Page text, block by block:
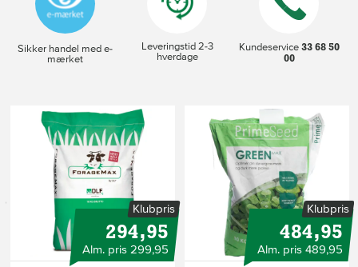
Sikker handel med e-
mærket
Leveringstid 2-3
hverdage
Kundeservice33 68 50
00
Klubpris
294,95
Alm. pris 299,95
Klubpris
484,95
Alm. pris 489,95